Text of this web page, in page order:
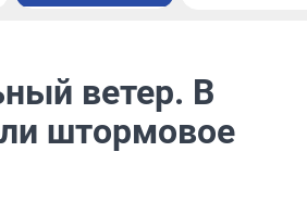
ветер. В
штормовое